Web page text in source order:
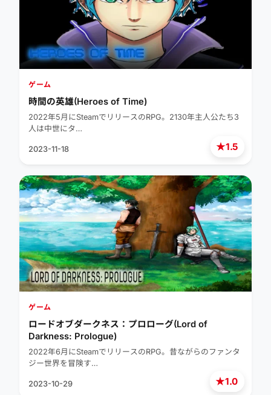
★1.5
ゲーム
時間の英雄(Heroes of Time)
2022年5月にSteamでリリースのRPG。2130年主人公たち3
人は中世にタ…
2023-11-18
★1.0
ゲーム
ロードオブダークネス：プロローグ(Lord of
Darkness: Prologue)
2022年6月にSteamでリリースのRPG。昔ながらのファンタ
ジー世界を冒険す…
2023-10-29